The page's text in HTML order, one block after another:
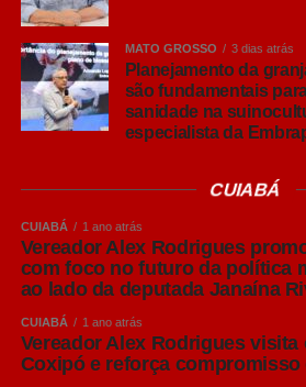
Antes de conhecer os principais
que grande parte das cervejas
classificadas em duas grandes
cervejas Lager utilizam leveduras
temperaturas mais baixas, em um
como baixa fermentação, que
normalmente mais leves,
equilibrado.
Já as cervejas Ale utilizam o
fermentação, realizada em
MATO GROSSO 3 dias atrás
Planejamento da
são fundamentais
sanidade na
especialista da
CUIABÁ
CUIABÁ 1 ano atrás
Vereador Alex Rodrigues
com foco no futuro da política
ao lado da deputada Janaína
CUIABÁ 1 ano atrás
Vereador Alex Rodrigues
Coxipó e reforça